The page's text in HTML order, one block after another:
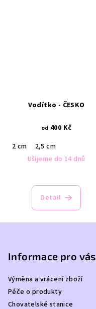
Vodítko - ČESKO
od 400 Kč
2 cm
2,5 cm
Ušijeme do 14 dnů
Detail
Informace pro vás
Výměna a vrácení zboží
Péče o produkty
Chovatelské stanice